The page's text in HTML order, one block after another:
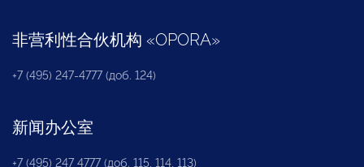
非营利性合伙机构 «OPORA»
+7 (495) 247-4777 (доб. 124)
新闻办公室
+7 (495) 247 4777 (доб. 115, 114, 113)